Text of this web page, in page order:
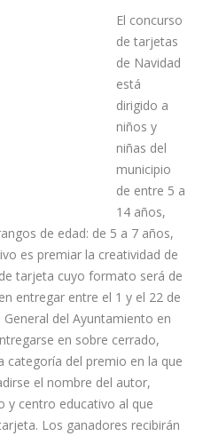
cosas, y los ganadores
El concurso
de tarjetas
de Navidad
está
dirigido a
niños y
niñas del
municipio
de entre 5 a
14 años,
de edad: de 5 a 7 años,
es premiar la creatividad de
tarjeta cuyo formato será de
entregar entre el 1 y el 22 de
del Ayuntamiento en
en sobre cerrado,
del premio en la que
el nombre del autor,